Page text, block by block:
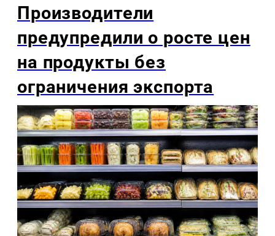
Производители
предупредили о росте цен
на продукты без
ограничения экспорта